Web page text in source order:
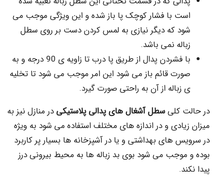
با فشار کوچک پا باز شده و این ویژگی موجب می
که دیگر نیازی به لمس کردن دست بر روی سطل
نمی باشد.
با فشردن پدال از طریق پا درب تا زاویه ی 90 درجه و به
قائم باز می شود این امر موجب می شود تا تخلیه
از آن به راحتی صورت گیرد.
کلیسطل آشغال های پدالی پلاستیکیدر منازل نیز به
و در اندازه های مختلف استفاده می شود به ویژه
های بهداشتی و یا در آشپزخانه ها بسیار پر کاربرد
می شود بوی بد زباله ها به محیط بیرونی درز